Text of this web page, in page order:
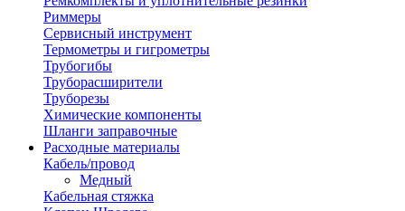
Риммеры
Сервисный инструмент
Термометры и гигрометры
Трубогибы
Труборасширители
Труборезы
Химические компоненты
Шланги заправочные
Расходные материалы
Кабель/провод
Медный
Кабельная стяжка